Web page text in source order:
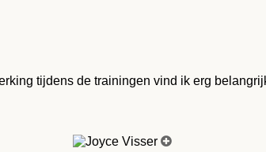
tijdens de trainingen vind ik erg